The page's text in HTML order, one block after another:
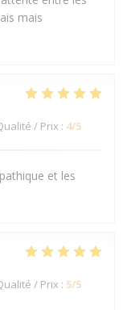
mais
/ Prix : 4/5
et les
/ Prix : 5/5